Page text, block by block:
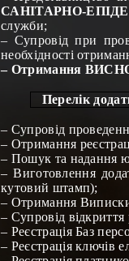
САНІТАРНО-
служби;
– Супровід при
необхідності
– Отримання
Перелік
– Супровід п
– Отримання
– Пошук та надання
–Виготовлення
кутовий штамп);
– Отримання
– Супровід відкриття
– Реєстрація Баз
– Реєстрація ключів